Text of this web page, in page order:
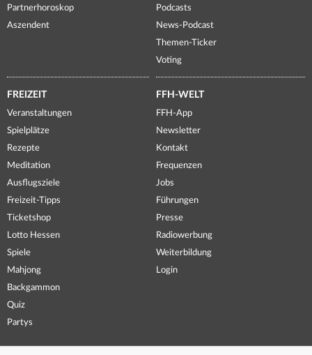
Partnerhoroskop
Aszendent
Podcasts
News-Podcast
Themen-Ticker
Voting
FREIZEIT
Veranstaltungen
Spielplätze
Rezepte
Meditation
Ausflugsziele
Freizeit-Tipps
Ticketshop
Lotto Hessen
Spiele
Mahjong
Backgammon
Quiz
Partys
FFH-WELT
FFH-App
Newsletter
Kontakt
Frequenzen
Jobs
Führungen
Presse
Radiowerbung
Weiterbildung
Login